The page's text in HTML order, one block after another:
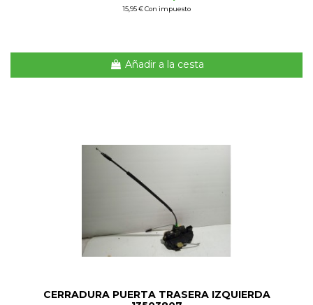
15,95 € Con impuesto
Añadir a la cesta
CERRADURA PUERTA TRASERA IZQUIERDA